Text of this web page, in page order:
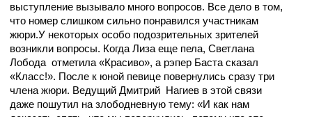
выступление вызывало много вопросов. Все дело в том,
что номер слишком сильно понравился участникам
жюри.У некоторых особо подозрительных зрителей
возникли вопросы. Когда Лиза еще пела, Светлана
Лобода отметила «Красиво», а рэпер Баста сказал
«Класс!». После к юной певице повернулись сразу три
члена жюри. Ведущий Дмитрий Нагиев в этой связи
даже пошутил на злободневную тему: «И как нам